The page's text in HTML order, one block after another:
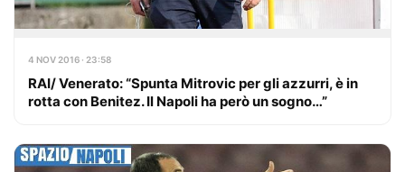
4 NOV 2016 · 23:58
RAI/ Venerato: “Spunta Mitrovic per gli azzurri, è in
rotta con Benitez. Il Napoli ha però un sogno…”